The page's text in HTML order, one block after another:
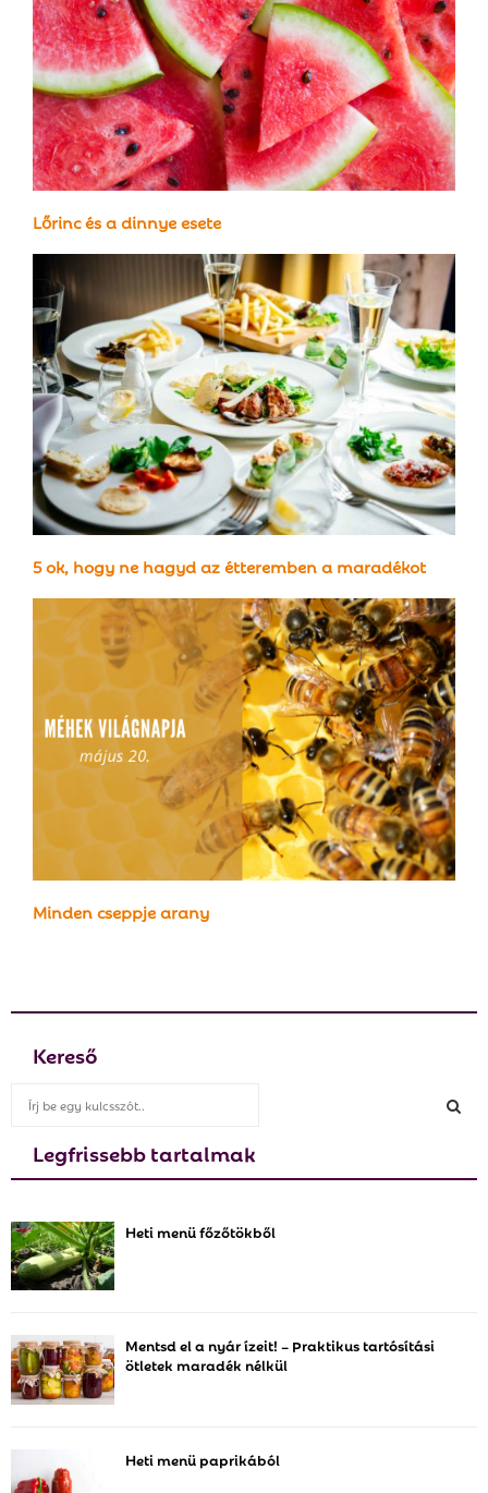
Lőrinc és a dinnye esete
5 ok, hogy ne hagyd az étteremben a maradékot
Minden cseppje arany
Kereső
c
f
o
r
Legfrissebb tartalmak
Heti menü főzőtökből
Mentsd el a nyár ízeit! – Praktikus tartósítási
ötletek maradék nélkül
Heti menü paprikából